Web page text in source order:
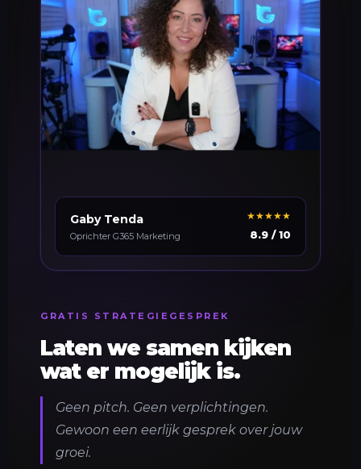
GRATIS STRATEGIEGESPREK
Laten we samen kijken
wat er mogelijk is.
Geen pitch. Geen verplichtingen.
Gewoon een eerlijk gesprek over jouw
groei.
Gaby Tenda
Oprichter G365 Marketing
★★★★★
8.9 / 10